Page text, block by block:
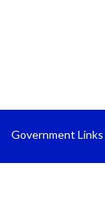
Government Links